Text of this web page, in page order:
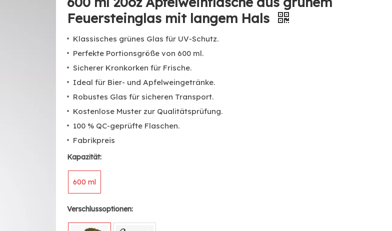
Feuersteinglas mit langem Hals
Klassisches grünes Glas für UV-Schutz.
Perfekte Portionsgröße von 600 ml.
Sicherer Kronkorken für Frische.
Ideal für Bier- und Apfelweingetränke.
Robustes Glas für sicheren Transport.
Kostenlose Muster zur Qualitätsprüfung.
100 % QC-geprüfte Flaschen.
Fabrikpreis
Kapazität:
600 ml
Verschlussoptionen: